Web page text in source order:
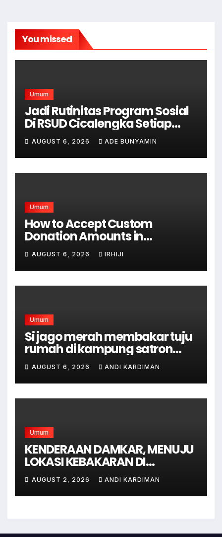
You missed
Umum
Jadi Rutinitas Program Sosial
Di RSUD Cicalengka Setiap
Bulan Gelar Sunatan Massal
Bagi Masyarakat Tidak
Mampu
AUGUST 6, 2026 ADE BUNYAMIN
Umum
How to Accept Custom
Donation Amounts in
WordPress with Stripe
AUGUST 6, 2026 IRHIJI
Umum
Si jago merah membakar tuju
rumah di kampung satron
sodonghilir .
AUGUST 6, 2026 ANDI KARDIMAN
Umum
KENDERAAN DAMKAR, MENUJU
LOKASI KEBAKARAN DI
JAGAKARSA JAKARTA
SELATAN
AUGUST 2, 2026 ANDI KARDIMAN